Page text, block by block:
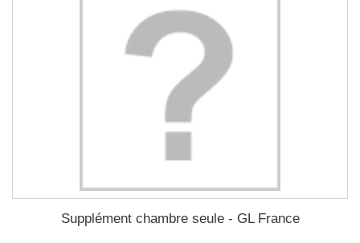
Supplément chambre seule - GL France